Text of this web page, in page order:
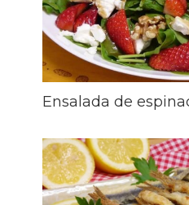
Ensalada de